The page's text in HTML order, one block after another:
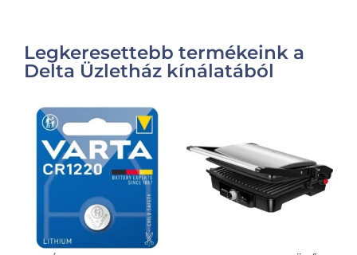
Legkeresettebb termékeink a
Delta Üzletház kínálatából